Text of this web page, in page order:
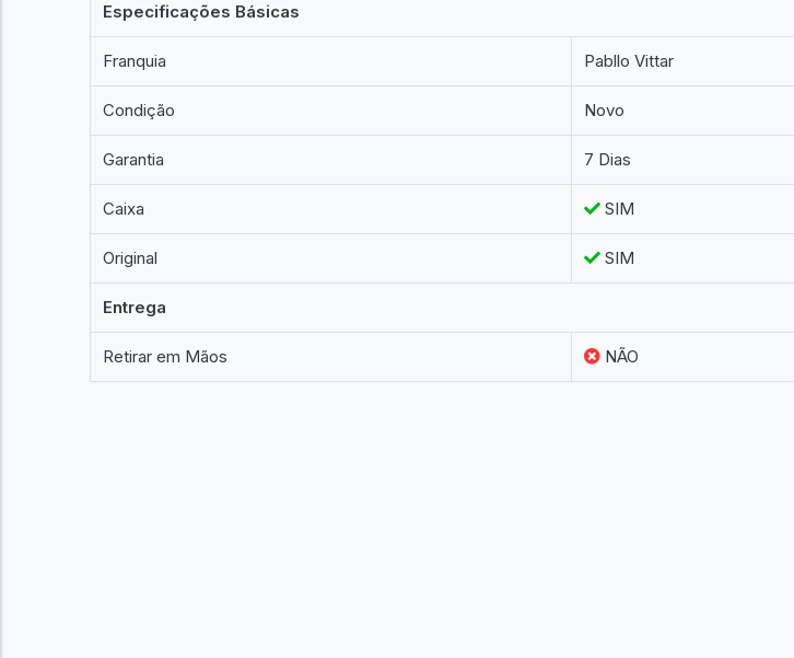
Especificações Básicas
Franquia Pabllo Vittar
Condição Novo
Garantia 7 Dias
Caixa SIM
Original SIM
Entrega
Retirar em Mãos NÃO